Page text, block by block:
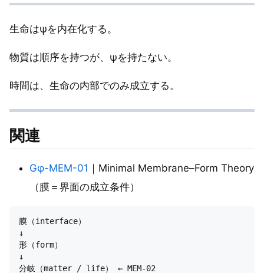
生命はψを内在化する。
物質は順序を持つが、ψを持たない。
時間は、生命の内部でのみ成立する。
関連
Gφ-MEM-01 ｜Minimal Membrane–Form Theory
（膜＝界面の成立条件）
膜（interface）
↓
形（form）
↓